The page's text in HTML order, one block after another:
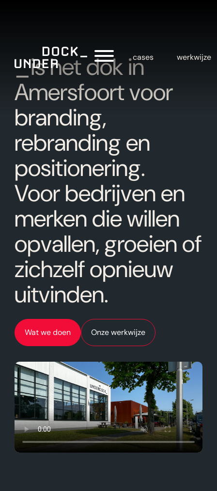
cases werkwijze
_is het dok in
Amersfoort voor
branding,
rebranding en
positionering.
Voor bedrijven en
merken die willen
opvallen, groeien of
zichzelf opnieuw
uitvinden.
Wat we doen Onze werkwijze